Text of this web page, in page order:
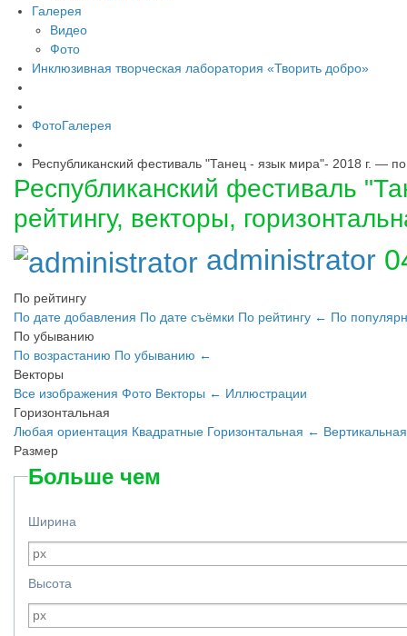
Галерея
Видео
Фото
Инклюзивная творческая лаборатория «Творить добро»
ФотоГалерея
Республиканский фестиваль "Танец - язык мира"- 2018 г. — по
Республиканский фестиваль
рейтингу, векторы,
administrator
По рейтингу
По дате добавления По дате съёмки По рейтингу ← По
По убыванию
По возрастанию По убыванию ←
Векторы
Все изображения Фото Векторы ← Иллюстрации
Горизонтальная
Любая ориентация Квадратные Горизонтальная ← Вертикальная
Размер
Больше чем
Ширина
Высота